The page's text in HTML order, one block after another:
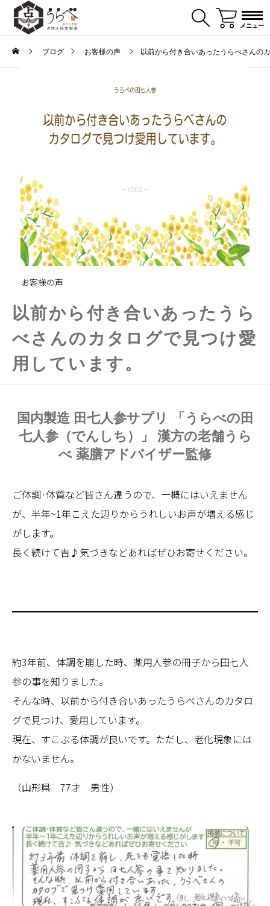
メニュー
ブログ お客様の声 以前から付き合いあったうらべさんの
お客様の声
以前から付き合いあったうら
べさんのカタログで見つけ愛
用しています。
国内製造 田七人参サプリ 「うらべの田
七人参（でんしち）」 漢方の老舗うら
べ 薬膳アドバイザー監修
ご体調·体質など皆さん違うので、一概にはいえません
が、半年~1年こえた辺りからうれしいお声が増える感じ
がします。
長く続けて吉♪気づきなどあればぜひお寄せください。
約3年前、体調を崩した時、薬用人参の冊子から田七人
参の事を知りました。
そんな時、以前から付き合いあったうらべさんのカタロ
グで見つけ、愛用しています。
現在、すこぶる体調が良いです。ただし、老化現象には
かないません。
（山形県 77才 男性）